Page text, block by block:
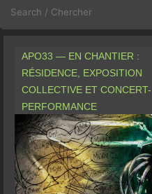
APO33 — EN CHANTIER :
RÉSIDENCE, EXPOSITION
COLLECTIVE ET CONCERT-
PERFORMANCE